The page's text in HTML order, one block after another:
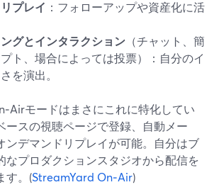
プレイ ：フォローアップや資産化に活
グとインタラクション （チャット、簡
ト、場合によっては投票）：自分のイ
を演出。
モードはまさにこれに特化してい
ースの視聴ページで登録、自動メー
ンデマンドリプレイが可能。自分はブ
なプロダクションスタジオから配信を
す。(StreamYard On‑Air)